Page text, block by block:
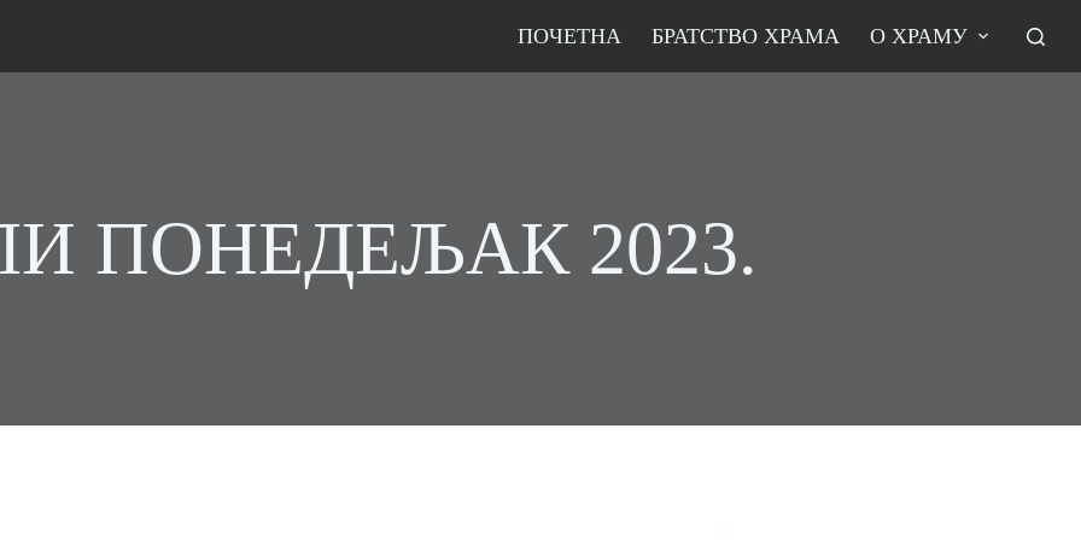
ПОЧЕТНА БРАТСТВО ХРАМА О ХРАМУ
ПОНЕДЕЉАК 2023.